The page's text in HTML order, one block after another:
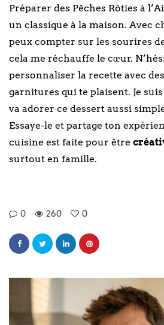
Préparer des Pêches Rôties à
un classique à la maison. Avec
peux compter sur les sourires
cela me réchauffe le cœur.
personnaliser la recette avec
garnitures qui te plaisent. Je
va adorer ce dessert aussi
Essaye-le et partage ton
cuisine est faite pour être
surtout en famille.
0 260 0